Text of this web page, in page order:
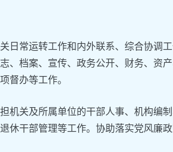
关日常运转工作和内外联系、综合协调
、档案、宣传、政务公开、财务、资
督办等工作。
机关及所属单位的干部人事、机构编
休干部管理等工作。协助落实党风廉